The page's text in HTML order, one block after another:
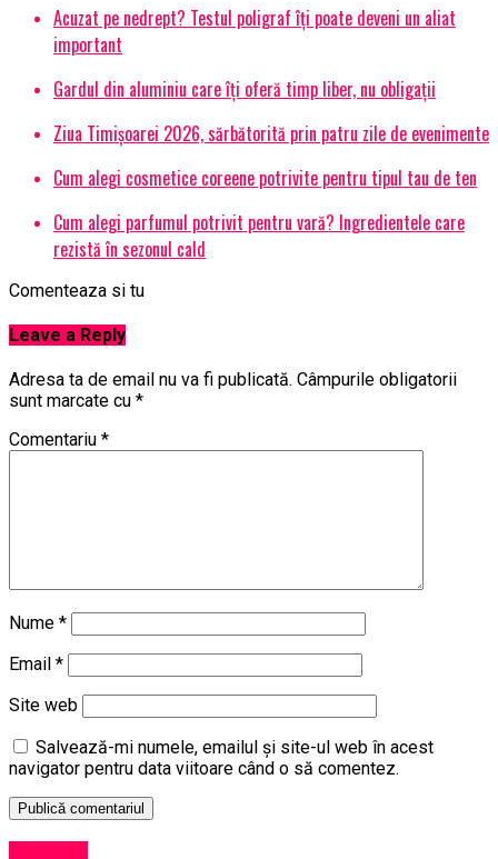
Acuzat pe nedrept? Testul poligraf îţi poate deveni un aliat
important
Gardul din aluminiu care îți oferă timp liber, nu obligații
Ziua Timișoarei 2026, sărbătorită prin patru zile de evenimente
Cum alegi cosmetice coreene potrivite pentru tipul tau de ten
Cum alegi parfumul potrivit pentru vară? Ingredientele care
rezistă în sezonul cald
Comenteaza si tu
Leave a Reply
Adresa ta de email nu va fi publicată. Câmpurile obligatorii
sunt marcate cu *
Comentariu *
Nume *
Email *
Site web
Salvează-mi numele, emailul și site-ul web în acest
navigator pentru data viitoare când o să comentez.